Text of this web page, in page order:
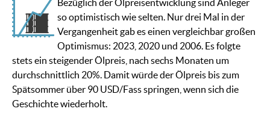
Bezüglich der Ölpreisentwicklung sind Anleger
so optimistisch wie selten. Nur drei Mal in der
Vergangenheit gab es einen vergleichbar großen
Optimismus: 2023, 2020 und 2006. Es folgte
stets ein steigender Ölpreis, nach sechs Monaten um
durchschnittlich 20%. Damit würde der Ölpreis bis zum
Spätsommer über 90 USD/Fass springen, wenn sich die
Geschichte wiederholt.